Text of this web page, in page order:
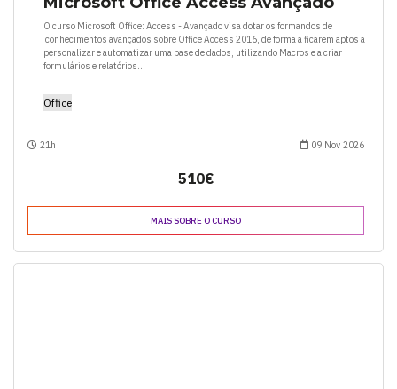
O curso Microsoft Office: Access - Avançado visa dotar os formandos de
conhecimentos avançados sobre Office Access 2016, de forma a ficarem aptos a
personalizar e automatizar uma base de dados, utilizando Macros e a criar
formulários e relatórios...
Office
21h 09 Nov 2026
510€
MAIS SOBRE O CURSO